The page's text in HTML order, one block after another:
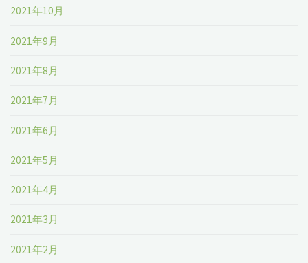
2021年10月
2021年9月
2021年8月
2021年7月
2021年6月
2021年5月
2021年4月
2021年3月
2021年2月